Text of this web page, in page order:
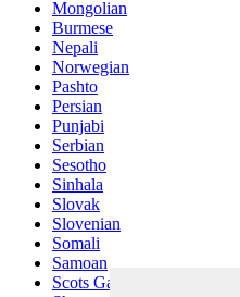
Mongolian
Burmese
Nepali
Norwegian
Pashto
Persian
Punjabi
Serbian
Sesotho
Sinhala
Slovak
Slovenian
Somali
Samoan
Scots Gaelic